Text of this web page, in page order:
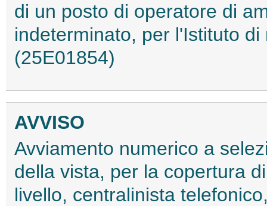
di un posto di operatore di
indeterminato, per l'Istituto
(25E01854)
AVVISO
Avviamento numerico a
della vista, per la copertura
livello, centralinista